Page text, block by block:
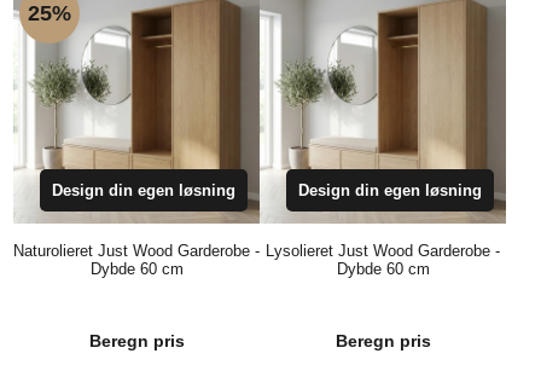
FIND
INSPIRATION
25%
Design din egen løsning
Naturolieret Just Wood Garderobe -
Dybde 60 cm
Beregn pris
Design din egen løsning
Lysolieret Just Wood Garderobe -
Dybde 60 cm
Beregn pris